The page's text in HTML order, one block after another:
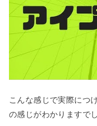
こんな感じで実際につ
の感じがわかりますで